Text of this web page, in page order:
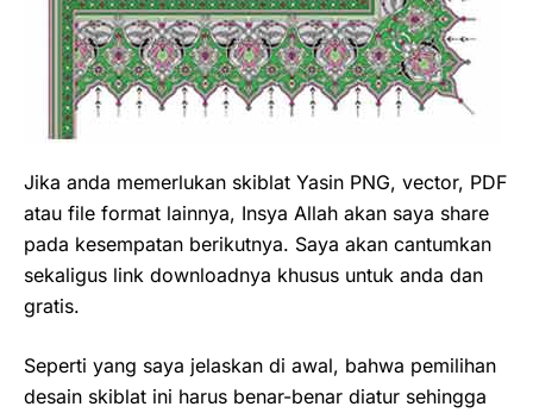
Jika anda memerlukan skiblat Yasin PNG, vector, PDF
atau file format lainnya, Insya Allah akan saya share
pada kesempatan berikutnya. Saya akan cantumkan
sekaligus link downloadnya khusus untuk anda dan
gratis.
Seperti yang saya jelaskan di awal, bahwa pemilihan
desain skiblat ini harus benar-benar diatur sehingga